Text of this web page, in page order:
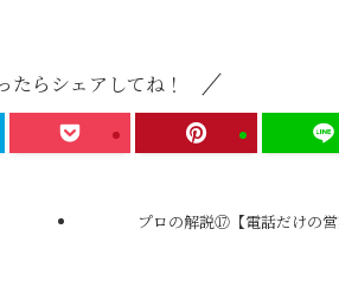
たらシェアしてね！
プロの解説⑰【電話だけの営